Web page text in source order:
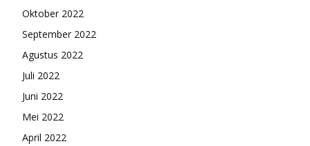
Oktober 2022
September 2022
Agustus 2022
Juli 2022
Juni 2022
Mei 2022
April 2022